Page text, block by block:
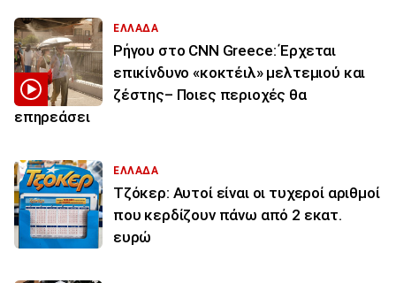
ΕΛΛΑΔΑ
Ρήγου στο CNN Greece: Έρχεται
επικίνδυνο «κοκτέιλ» μελτεμιού και
ζέστης– Ποιες περιοχές θα
επηρεάσει
ΕΛΛΑΔΑ
Τζόκερ: Αυτοί είναι οι τυχεροί αριθμοί
που κερδίζουν πάνω από 2 εκατ.
ευρώ